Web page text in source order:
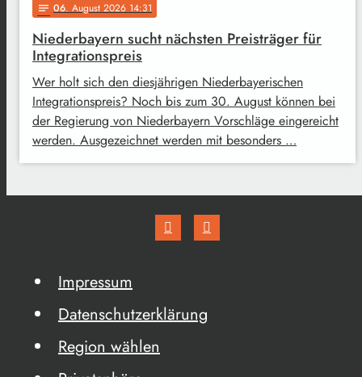
notes 06. August 2026 14:31
Niederbayern sucht nächsten Preisträger für
Integrationspreis
Wer holt sich den diesjährigen Niederbayerischen
Integrationspreis? Noch bis zum 30. August können bei
der Regierung von Niederbayern Vorschläge eingereicht
werden. Ausgezeichnet werden mit besonders …
Impressum
Datenschutzerklärung
Region wählen